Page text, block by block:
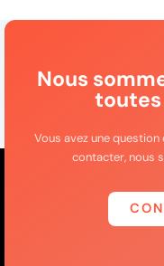
Nous
toutes
Vous avez une question
contacter, nous